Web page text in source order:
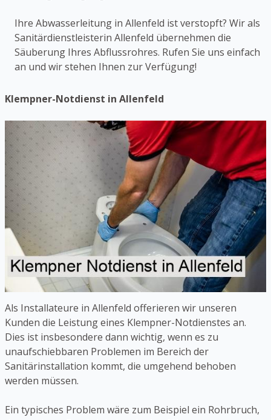
Ihre Abwasserleitung in Allenfeld ist verstopft? Wir als
Sanitärdienstleisterin Allenfeld übernehmen die
Säuberung Ihres Abflussrohres. Rufen Sie uns einfach
an und wir stehen Ihnen zur Verfügung!
Klempner-Notdienst in Allenfeld
Als Installateure in Allenfeld offerieren wir unseren
Kunden die Leistung eines Klempner-Notdienstes an.
Dies ist insbesondere dann wichtig, wenn es zu
unaufschiebbaren Problemen im Bereich der
Sanitärinstallation kommt, die umgehend behoben
werden müssen.
Ein typisches Problem wäre zum Beispiel ein Rohrbruch,